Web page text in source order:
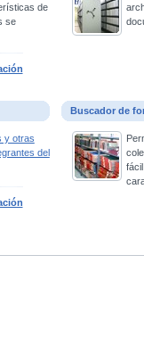
de
se
y otras
del
Buscador de